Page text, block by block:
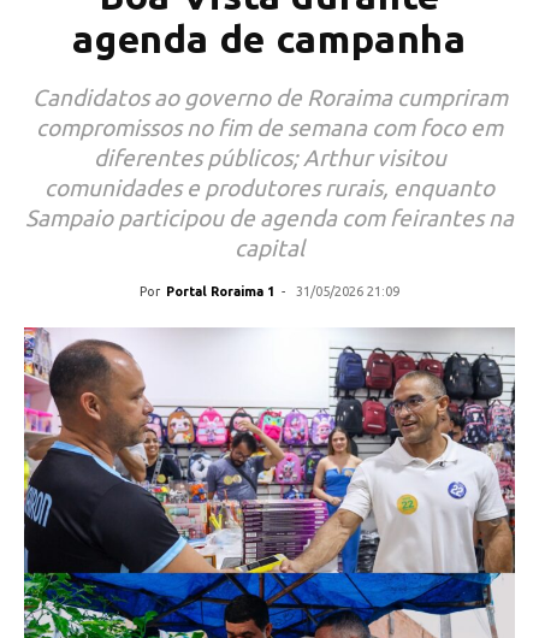
agenda de campanha
Candidatos ao governo de Roraima cumpriram
compromissos no fim de semana com foco em
diferentes públicos; Arthur visitou
comunidades e produtores rurais, enquanto
Sampaio participou de agenda com feirantes na
capital
Por Portal Roraima 1 - 31/05/2026 21:09